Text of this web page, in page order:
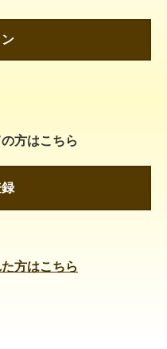
方はこちら
方はこちら